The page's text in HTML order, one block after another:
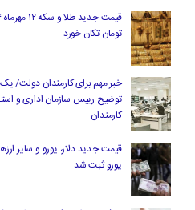
تومان تکان خورد
خبر مهم برای کارمندان دولت/
توضیح رییس سازمان اداری و
کارمندان
یورو ثبت شد